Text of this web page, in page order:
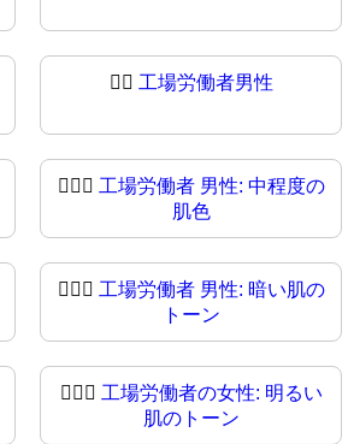
👨‍⚖️ 工場労働者男性
👨🏼‍⚖ 工場労働者 男性: 中程度の
肌色
👨🏿‍⚖️ 工場労働者 男性: 暗い肌の
トーン
👩🏻‍⚖ 工場労働者の女性: 明るい
肌のトーン